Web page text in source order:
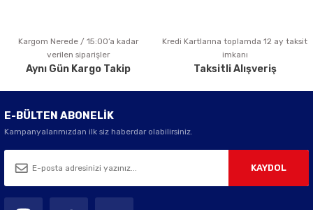
Gönder
Kargom Nerede / 15:00’a kadar
verilen siparişler
Aynı Gün Kargo Takip
Kredi Kartlarına toplamda 12 ay taksit
imkanı
Taksitli Alışveriş
E-BÜLTEN ABONELİK
Kampanyalarımızdan ilk siz haberdar olabilirsiniz.
KAYDOL